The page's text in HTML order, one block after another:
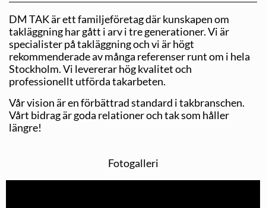
DM TAK är ett familjeföretag där kunskapen om
takläggning har gått i arv i tre generationer. Vi är
specialister på takläggning och vi är högt
rekommenderade av många referenser runt om i hela
Stockholm. Vi levererar hög kvalitet och
professionellt utförda takarbeten.
Vår vision är en förbättrad standard i takbranschen.
Vårt bidrag är goda relationer och tak som håller
längre!
Fotogalleri